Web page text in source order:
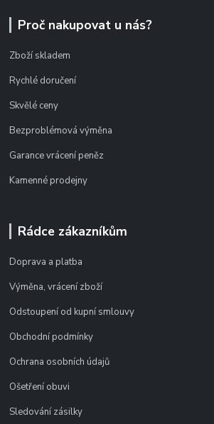
Proč nakupovat u nás?
Zboží skladem
Rychlé doručení
Skvělé ceny
Bezproblémová výměna
Garance vrácení peněz
Kamenné prodejny
Rádce zákazníkům
Doprava a platba
Výměna, vrácení zboží
Odstoupení od kupní smlouvy
Obchodní podmínky
Ochrana osobních údajů
Ošetření obuvi
Sledování zásilky